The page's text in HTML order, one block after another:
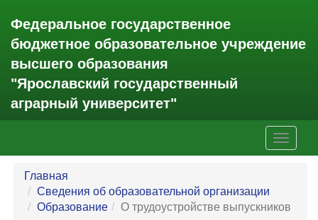
Федеральное государственное
бюджетное образовательное учреждение
высшего образования
"Ярославский государственный
аграрный университет"
Toggle
Главная
Сведения об образовательной организации
Образование
О трудоустройстве выпускников